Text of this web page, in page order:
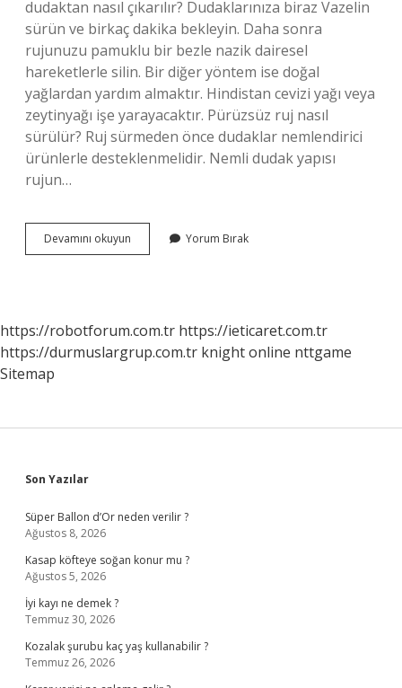
dudaktan nasıl çıkarılır? Dudaklarınıza biraz Vazelin
sürün ve birkaç dakika bekleyin. Daha sonra
rujunuzu pamuklu bir bezle nazik dairesel
hareketlerle silin. Bir diğer yöntem ise doğal
yağlardan yardım almaktır. Hindistan cevizi yağı veya
zeytinyağı işe yarayacaktır. Pürüzsüz ruj nasıl
sürülür? Ruj sürmeden önce dudaklar nemlendirici
ürünlerle desteklenmelidir. Nemli dudak yapısı
rujun…
Devamını okuyun
Rujlar
Yorum Bırak
https://robotforum.com.tr https://ieticaret.com.tr
https://durmuslargrup.com.tr knight online nttgame
Sitemap
Sidebar
Son Yazılar
Süper Ballon d’Or neden verilir ?
Ağustos 8, 2026
Kasap köfteye soğan konur mu ?
Ağustos 5, 2026
İyi kayı ne demek ?
Temmuz 30, 2026
Kozalak şurubu kaç yaş kullanabilir ?
Temmuz 26, 2026